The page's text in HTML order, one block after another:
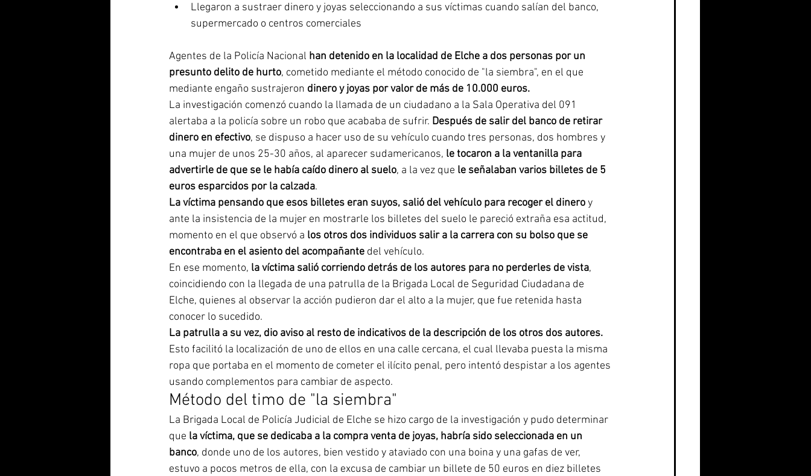
Llegaron a sustraer dinero y joyas seleccionando a sus víctimas cuando salían del banco,
supermercado o centros comerciales
Agentes de la Policía Nacional han detenido en la localidad de Elche a dos personas por un
presunto delito de hurto, cometido mediante el método conocido de "la siembra", en el que
mediante engaño sustrajeron dinero y joyas por valor de más de 10.000 euros.
La investigación comenzó cuando la llamada de un ciudadano a la Sala Operativa del 091
alertaba a la policía sobre un robo que acababa de sufrir. Después de salir del banco de retirar
dinero en efectivo, se dispuso a hacer uso de su vehículo cuando tres personas, dos hombres y
una mujer de unos 25-30 años, al aparecer sudamericanos, le tocaron a la ventanilla para
advertirle de que se le había caído dinero al suelo, a la vez que le señalaban varios billetes de 5
euros esparcidos por la calzada.
La víctima pensando que esos billetes eran suyos, salió del vehículo para recoger el dinero y
ante la insistencia de la mujer en mostrarle los billetes del suelo le pareció extraña esa actitud,
momento en el que observó a los otros dos individuos salir a la carrera con su bolso que se
encontraba en el asiento del acompañante del vehículo.
En ese momento, la víctima salió corriendo detrás de los autores para no perderles de vista,
coincidiendo con la llegada de una patrulla de la Brigada Local de Seguridad Ciudadana de
Elche, quienes al observar la acción pudieron dar el alto a la mujer, que fue retenida hasta
conocer lo sucedido.
La patrulla a su vez, dio aviso al resto de indicativos de la descripción de los otros dos autores.
Esto facilitó la localización de uno de ellos en una calle cercana, el cual llevaba puesta la misma
ropa que portaba en el momento de cometer el ilícito penal, pero intentó despistar a los agentes
usando complementos para cambiar de aspecto.
Método del timo de "la siembra"
La Brigada Local de Policía Judicial de Elche se hizo cargo de la investigación y pudo determinar
que la víctima, que se dedicaba a la compra venta de joyas, habría sido seleccionada en un
banco, donde uno de los autores, bien vestido y ataviado con una boina y una gafas de ver,
estuvo a pocos metros de ella, con la excusa de cambiar un billete de 50 euros en diez billetes